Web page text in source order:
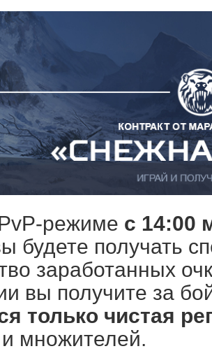
режиме с 14:00
будете получать
заработанных
вы получите за
только чистая
множителей.